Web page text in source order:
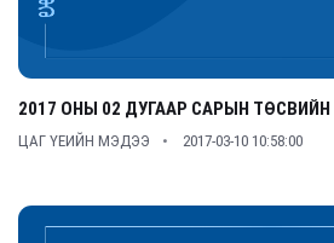
2017 ОНЫ 02 ДУГААР САРЫН
ЦАГ ҮЕИЙН МЭДЭЭ 2017-03-10 10:58:00